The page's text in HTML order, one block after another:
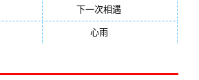
下一次相遇
心雨(232)